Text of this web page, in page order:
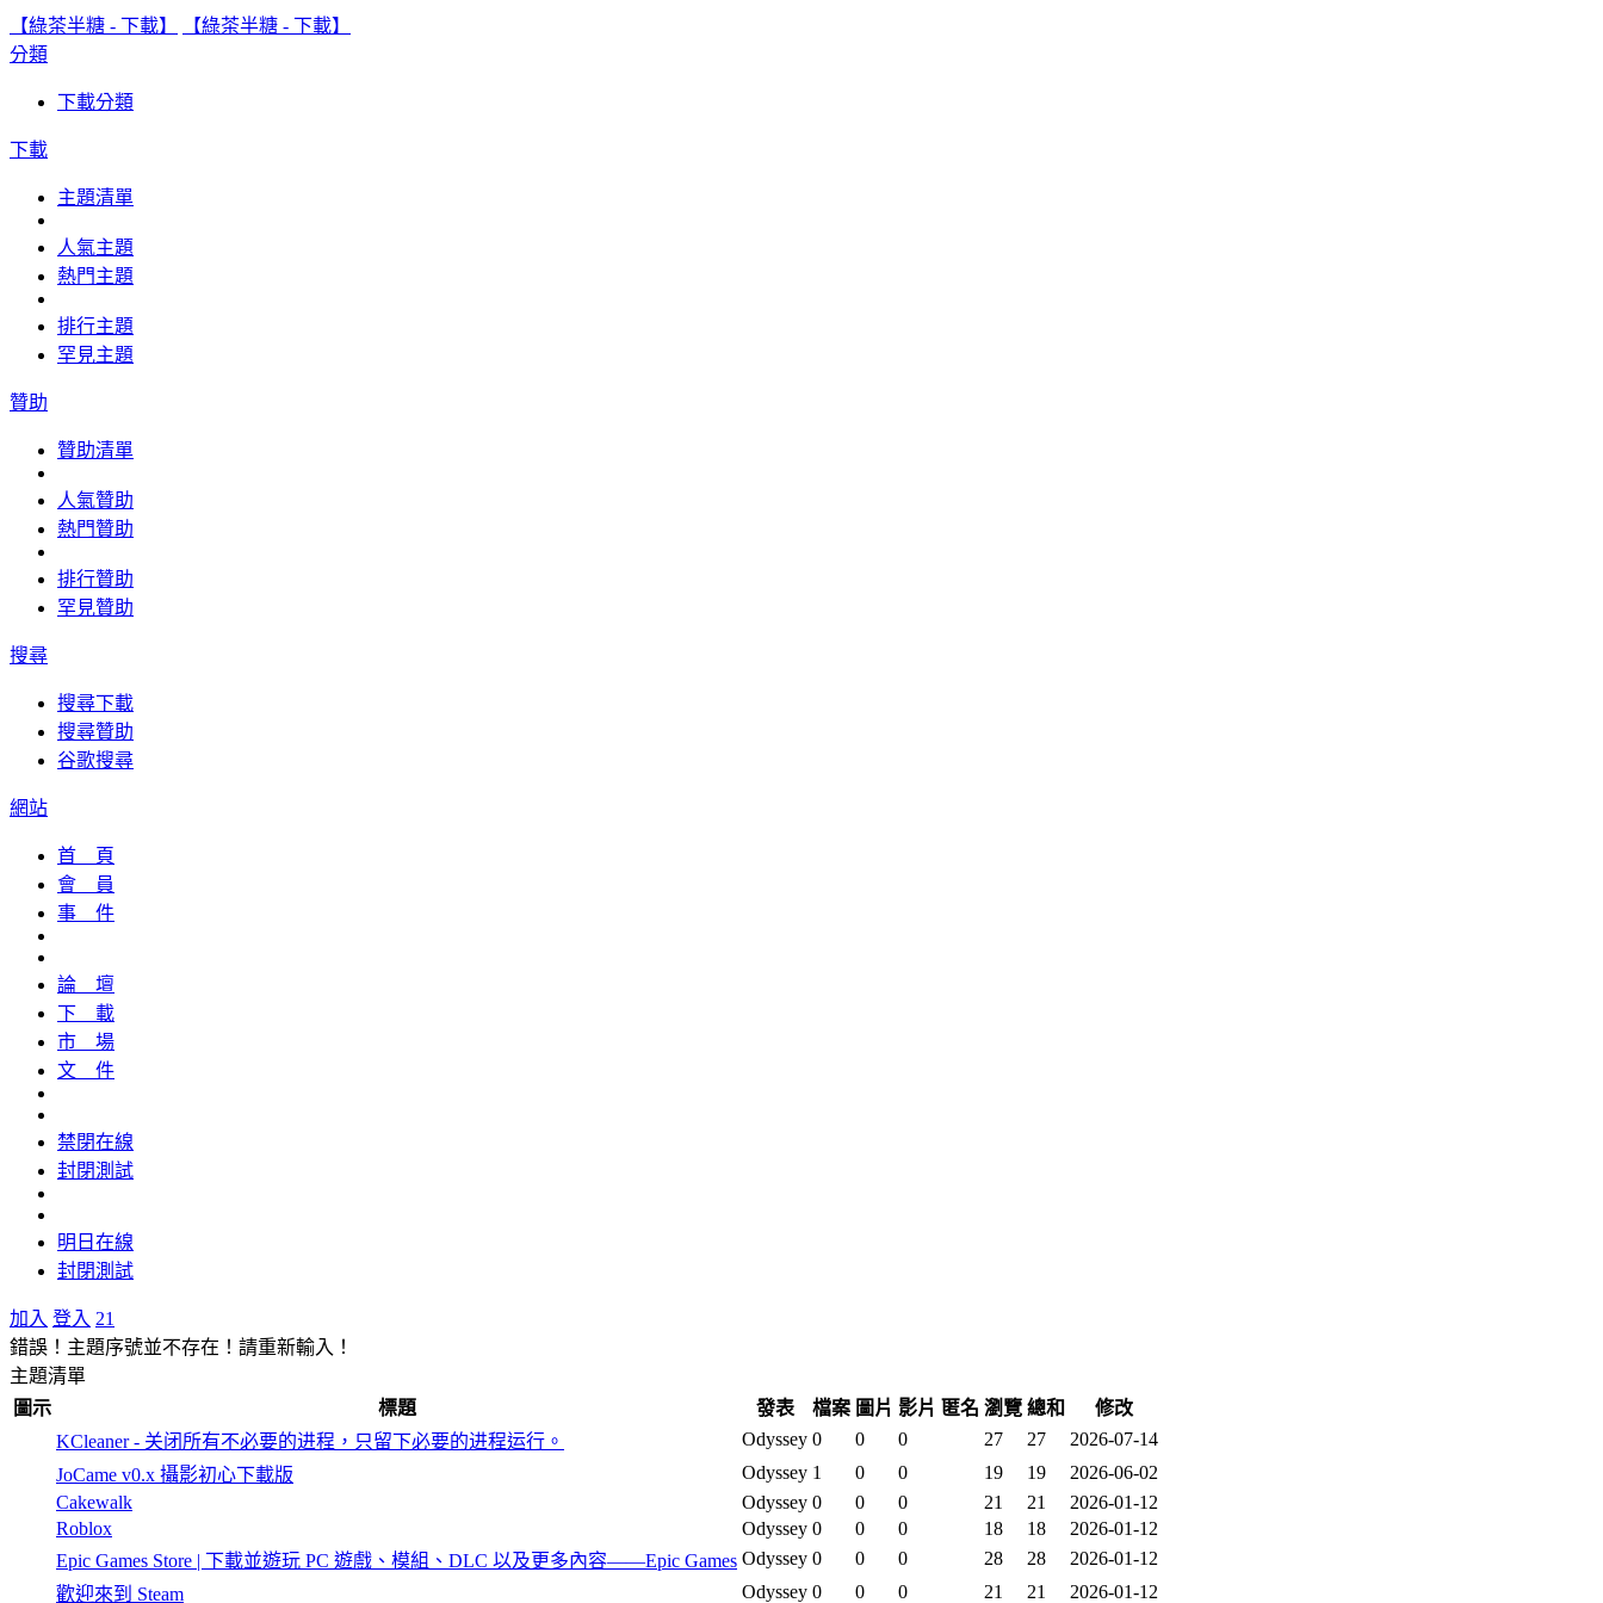
【綠茶半糖 - 下載】
【綠茶半糖 - 下載】
分類
下載分類
下載
主題清單
人氣主題
熱門主題
排行主題
罕見主題
贊助
贊助清單
人氣贊助
熱門贊助
排行贊助
罕見贊助
搜尋
搜尋下載
搜尋贊助
谷歌搜尋
網站
首 頁
會 員
事 件
論 壇
下 載
市 場
文 件
禁閉在線
封閉測試
明日在線
封閉測試
加入 登入 21
錯誤！主題序號並不存在！請重新輸入！
主題清單
圖示
標題 發表 檔案 圖片 影片 匿名 瀏覽 總和
修改
KCleaner - 关闭所有不必要的进程，只留下必要的进程运行。
Odyssey 0 0 0 27 27
2026-07-14
JoCame v0.x 攝影初心下載版
Odyssey 1 0 0 19 19
2026-06-02
Cakewalk
Odyssey 0 0 0 21 21
2026-01-12
Roblox
Odyssey 0 0 0 18 18
2026-01-12
Epic Games Store | 下載並遊玩 PC 遊戲、模組、DLC 以及更多內容——Epic Games Odyssey 0 0 0 28 28
2026-01-12
歡迎來到 Steam
Odyssey 0 0 0 21 21 2026-01-12